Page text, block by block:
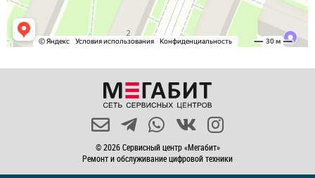
© 2026 Сервисный центр «Мегабит»
Ремонт и обслуживание цифровой техники